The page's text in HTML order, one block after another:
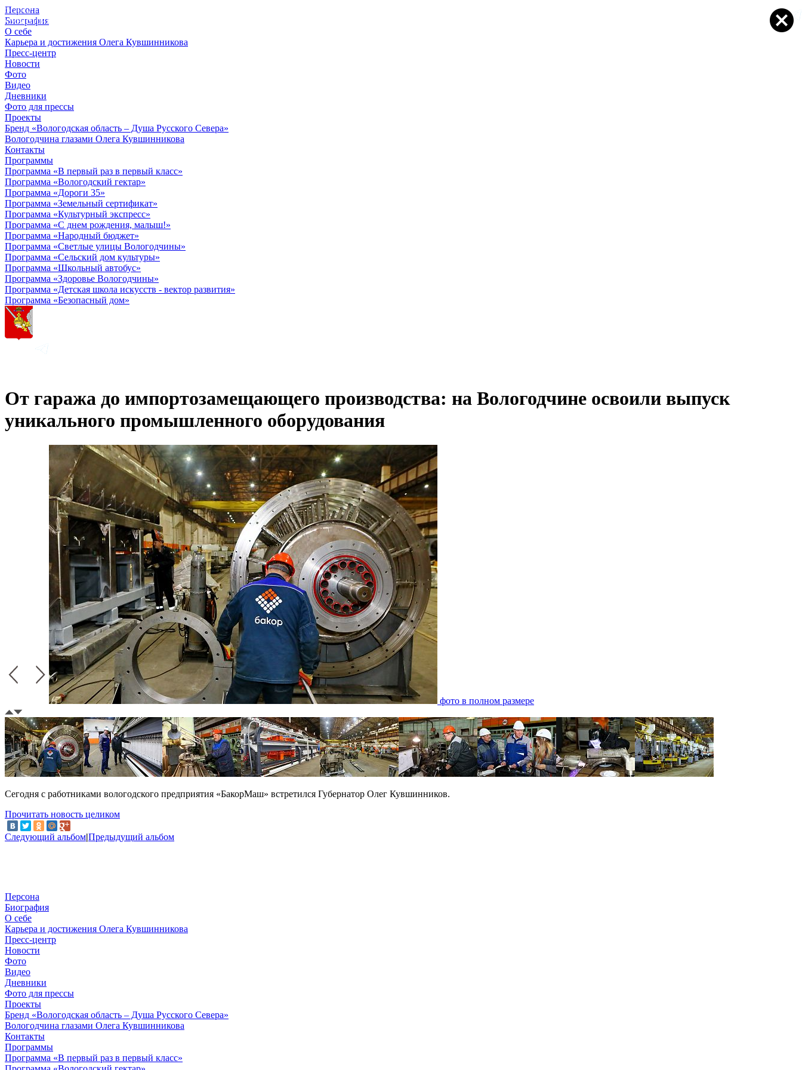
Персона
Биография
О себе
Карьера и достижения Олега Кувшинникова
Пресс-центр
Новости
Фото
Видео
Дневники
Фото для прессы
Проекты
Бренд «Вологодская область – Душа Русского Севера»
Вологодчина глазами Олега Кувшинникова
Контакты
Программы
Программа «В первый раз в первый класс»
Программа «Вологодский гектар»
Программа «Дороги 35»
Программа «Земельный сертификат»
Программа «Культурный экспресс»
Программа «С днем рождения, малыш!»
Программа «Народный бюджет»
Программа «Светлые улицы Вологодчины»
Программа «Сельский дом культуры»
Программа «Школьный автобус»
Программа «Здоровье Вологодчины»
Программа «Детская школа искусств - вектор развития»
Программа «Безопасный дом»
От гаража до импортозамещающего производства: на Вологодчине освоили выпуск
уникального промышленного оборудования
фото в полном размере
Сегодня с работниками вологодского предприятия «БакорМаш» встретился Губернатор Олег Кувшинников.
Прочитать новость целиком
Следующий альбом|Предыдущий альбом
© 2012 - 2023,
КУВШИННИКОВ О.А.
Персона
Биография
О себе
Карьера и достижения Олега Кувшинникова
Пресс-центр
Новости
Фото
Видео
Дневники
Фото для прессы
Проекты
Бренд «Вологодская область – Душа Русского Севера»
Вологодчина глазами Олега Кувшинникова
Контакты
Программы
Программа «В первый раз в первый класс»